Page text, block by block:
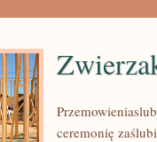
ceremonię